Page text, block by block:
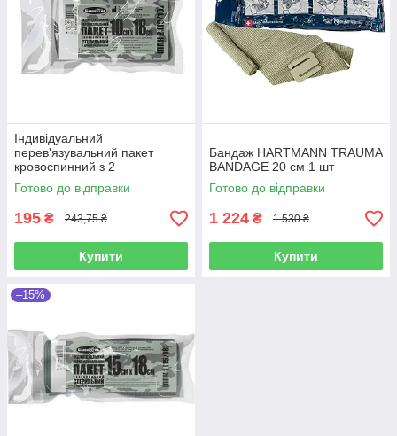
Індивідуальний
перев'язувальний пакет
кровоспинний з 2
подушечками 10х18см
"Білосніжка" стерильний
Готово до відправки
195 ₴ 243,75 ₴
Купити
Бандаж HARTMANN TRAUMA
BANDAGE 20 см 1 шт
Готово до відправки
1 224 ₴ 1 530 ₴
Купити
–15%